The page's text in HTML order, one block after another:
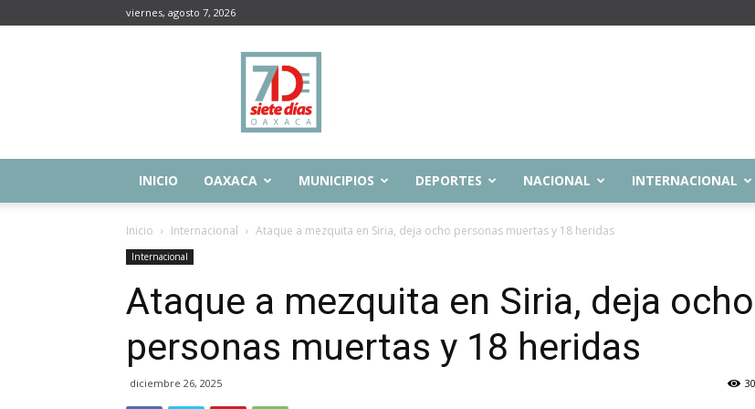
viernes, agosto 7, 2026
Siete
Días
Oaxaca
INICIO OAXACA MUNICIPIOS DEPORTES NACIONAL INTERNACIONAL
Inicio Internacional Ataque a mezquita en Siria, deja ocho personas muertas y 18 heridas
Internacional
Ataque a mezquita en Siria, deja ocho
personas muertas y 18 heridas
diciembre 26, 2025